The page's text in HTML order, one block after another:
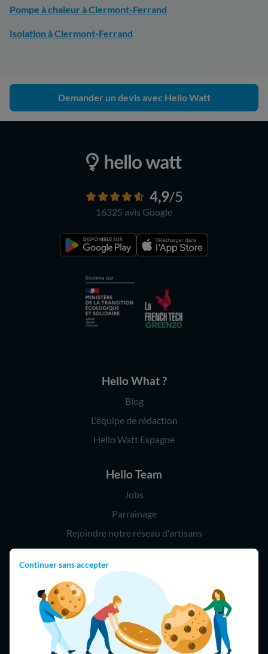
Continuer sans accepter
Pompe à chaleur à Clermont-Ferrand
Isolation à Clermont-Ferrand
Demander un devis avec Hello Watt
4,9/5
16325 avis Google
Hello What ?
Blog
L'équipe de rédaction
Hello Watt Espagne
Hello Team
Jobs
Parrainage
Rejoindre notre réseau d'artisans
Hello !
09 75 18 60 60
(8h-21h)
75018 Paris